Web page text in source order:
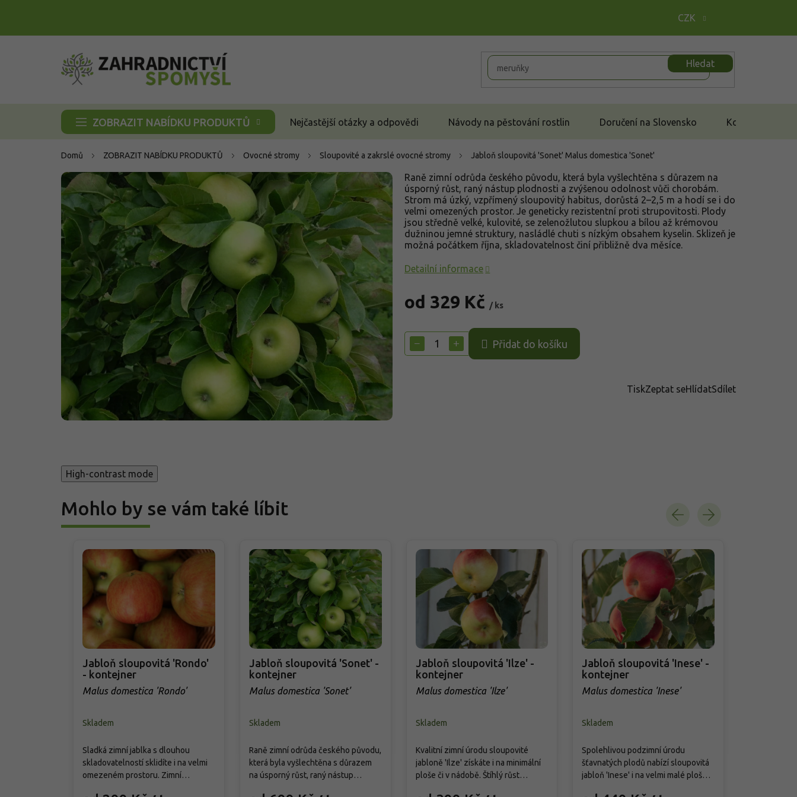
CZK
Hledat
ZOBRAZIT NABÍDKU PRODUKTŮ Nejčastější otázky a odpovědi Návody na pěstování rostlin Doručení na Slovensko Kontakt
Domů ZOBRAZIT NABÍDKU PRODUKTŮ Ovocné stromy Sloupovité a zakrslé ovocné stromy Jabloň sloupovitá 'Sonet' Malus domestica 'Sonet'
od 329 Kč / ks
cena:
+
− Přidat do košíku
Raně zimní odrůda českého původu, která byla vyšlechtěna s důrazem na
úsporný růst, raný nástup plodnosti a zvýšenou odolnost vůči chorobám.
Strom má úzký, vzpřímený sloupovitý habitus, dorůstá 2–2,5 m a hodí se i do
velmi omezených prostor. Je geneticky rezistentní proti strupovitosti. Plody
jsou středně velké, kulovité, se zelenožlutou slupkou a bílou až krémovou
dužninou jemné struktury, nasládlé chuti s nízkým obsahem kyselin. Sklizeň je
možná počátkem října, skladovatelnost činí přibližně dva měsíce.
Detailní informace
TiskZeptat seHlídatSdílet
High-contrast mode
Mohlo by se vám také líbit
Jabloň sloupovitá 'Rondo'
- kontejner
Malus domestica 'Rondo'
Skladem
Sladká zimní jablka s dlouhou
skladovatelností sklidíte i na velmi
omezeném prostoru. Zimní
Jabloň sloupovitá 'Sonet' -
kontejner
Malus domestica 'Sonet'
Skladem
Raně zimní odrůda českého původu,
která byla vyšlechtěna s důrazem
na úsporný růst, raný nástup
Jabloň sloupovitá 'Ilze' -
kontejner
Malus domestica 'Ilze'
Skladem
Kvalitní zimní úrodu sloupovité
jabloně 'Ilze' získáte i na minimální
ploše či v nádobě. Štíhlý růst
Jabloň sloupovitá 'Inese' -
kontejner
Malus domestica 'Inese'
Skladem
Spolehlivou podzimní úrodu
šťavnatých plodů nabízí sloupovitá
jabloň 'Inese' i na velmi malé ploše.